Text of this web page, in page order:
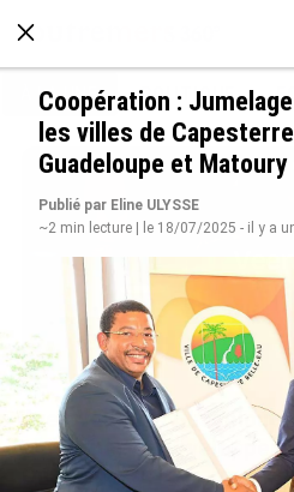
À LA UNE POLITIQUE
Avec VEENI, le
participer au
Outre-mer
Coopération :
les villes de
Guadeloupe et Matoury
Publié par Eline ULYSSE
~2 min lecture | le 18/07/2025 - il y a